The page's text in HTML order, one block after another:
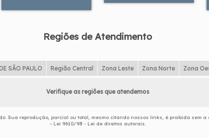
Regiões de Atendimento
SÃO PAULO Região Central Zona Leste Zona Norte Zona
Verifique as regiões que atendemos
Sua reprodução, parcial ou total, mesmo citando nossos links, é proibida sem
– Lei 9610/98 - Lei de direitos autorais.